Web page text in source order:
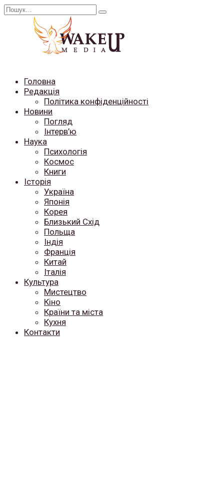
Перейти
Search
Головна
Редакція
Політика конфіденційності
Новини
Погляд
Інтерв’ю
Наука
Психологія
Космос
Книги
Історія
Україна
Японія
Корея
Близький Схід
Польща
Індія
Франція
Китай
Італія
Культура
Мистецтво
Кіно
Країни та міста
Кухня
Контакти